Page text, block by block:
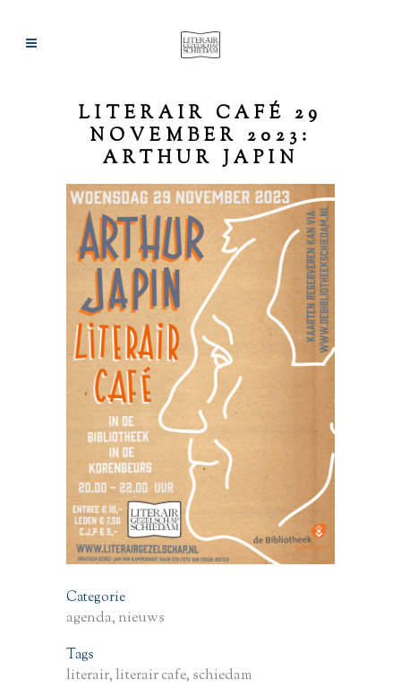
LITERAIR CAFÉ 29
NOVEMBER 2023:
ARTHUR JAPIN
Categorie
agenda, nieuws
Tags
literair, literair cafe, schiedam